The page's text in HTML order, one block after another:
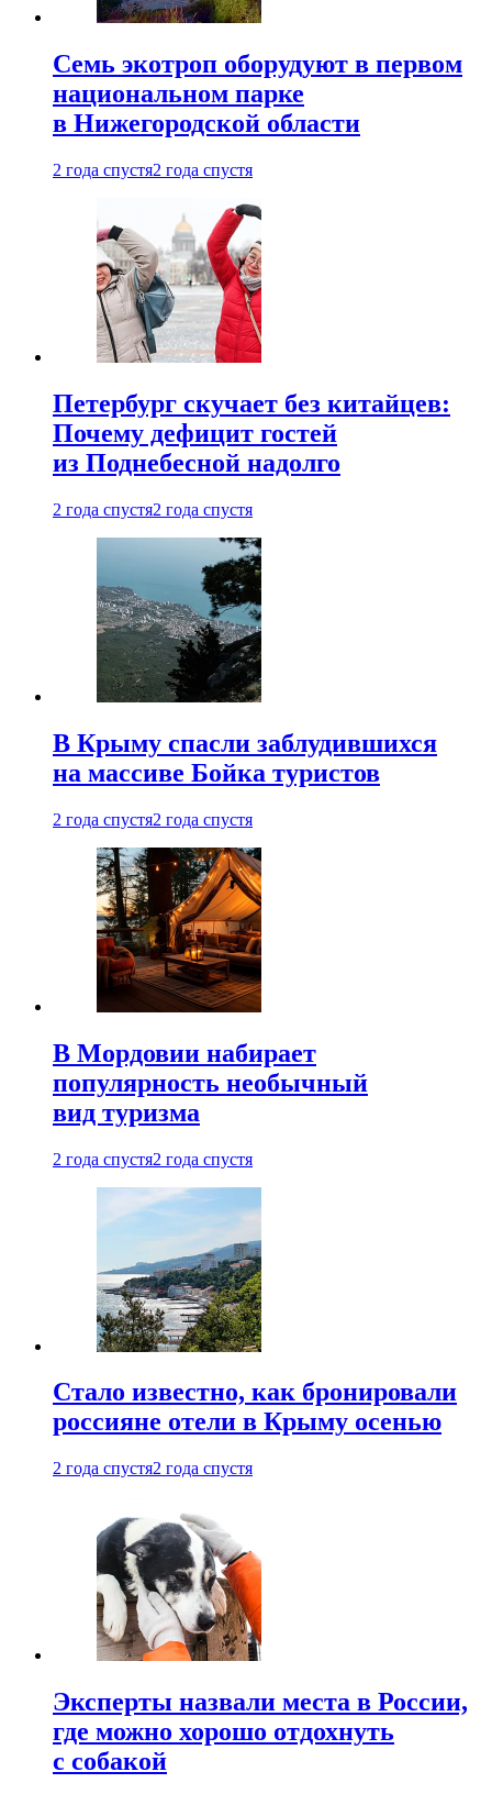
Семь экотроп оборудуют в первом
национальном парке
в Нижегородской области
2 года спустя2 года спустя
Петербург скучает без китайцев:
Почему дефицит гостей
из Поднебесной надолго
2 года спустя2 года спустя
В Крыму спасли заблудившихся
на массиве Бойка туристов
2 года спустя2 года спустя
В Мордовии набирает
популярность необычный
вид туризма
2 года спустя2 года спустя
Стало известно, как бронировали
россияне отели в Крыму осенью
2 года спустя2 года спустя
Эксперты назвали места в России,
где можно хорошо отдохнуть
с собакой